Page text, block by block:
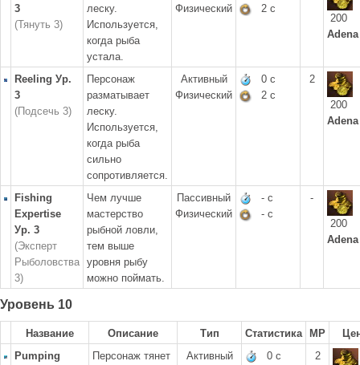
3
(Тянуть 3)
леску.
Используется,
когда рыба
устала.
Физический
2 с
200
Adena
Reeling Ур.
3
(Подсечь 3)
Персонаж
разматывает
леску.
Используется,
когда рыба
сильно
сопротивляется.
Активный
Физический
0 с
2 с
2
200
Adena
Fishing
Expertise
Ур. 3
(Эксперт
Рыболовства
3)
Чем лучше
мастерство
рыбной ловли,
тем выше
уровня рыбу
можно поймать.
Пассивный
Физический
- с
- с
-
200
Adena
Уровень 10
Название Описание Тип Статистика MP
Pumping
Персонаж тянет
Активный
0 с
2